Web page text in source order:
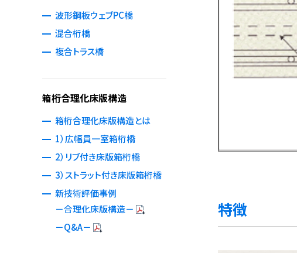
波形鋼板ウェブPC橋
混合桁橋
複合トラス橋
箱桁合理化床版構造
箱桁合理化床版構造とは
1）広幅員一室箱桁橋
2）リブ付き床版箱桁橋
3）ストラット付き床版箱桁橋
新技術評価事例
－合理化床版構造－
－Q&A－
特徴